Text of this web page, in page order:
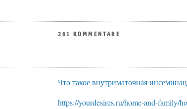
261 KOMMENTARE
Что такое внутриматочная
https://yourdesires.ru/home-and-family/